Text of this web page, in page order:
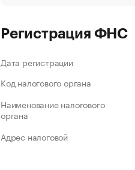
Регистрация ФНС
Дата регистрации
Код налогового органа
Наименование налогового
органа
Адрес налоговой